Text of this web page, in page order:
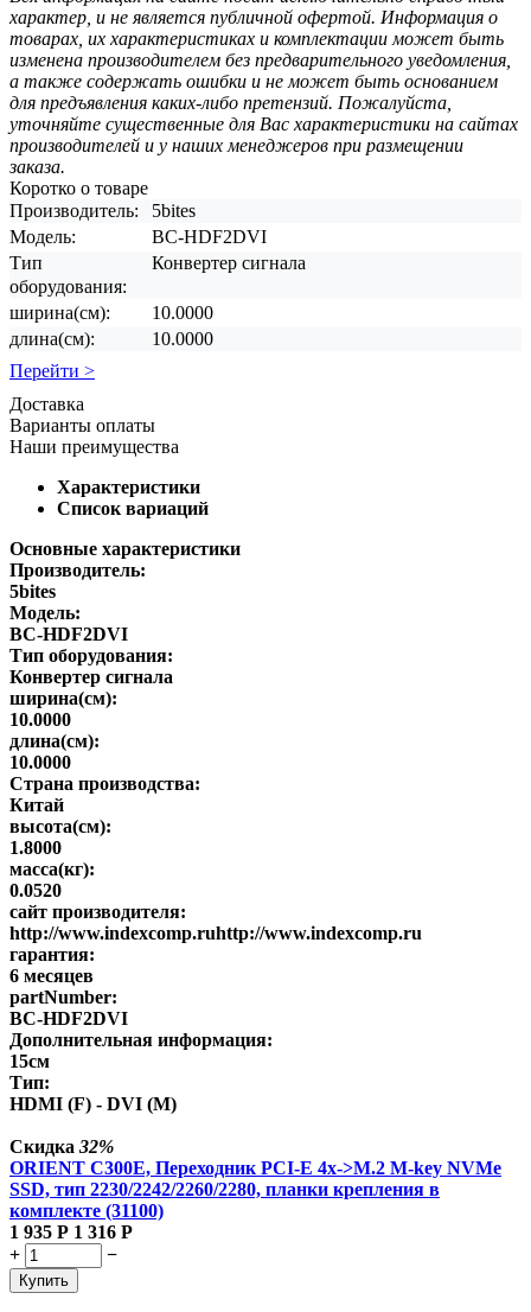
характер, и не является публичной офертой. Информация о
товарах, их характеристиках и комплектации может быть
изменена производителем без предварительного уведомления,
а также содержать ошибки и не может быть основанием
для предъявления каких-либо претензий. Пожалуйста,
уточняйте существенные для Вас характеристики на сайтах
производителей и у наших менеджеров при размещении
заказа.
Коротко о товаре
Производитель:
5bites
Модель:
BC-HDF2DVI
Тип
оборудования:
Конвертер сигнала
ширина(см):
10.0000
длина(см):
10.0000
Перейти >
Доставка
Варианты оплаты
Наши преимущества
Характеристики
Список вариаций
Основные характеристики
Производитель:
5bites
Модель:
BC-HDF2DVI
Тип оборудования:
Конвертер сигнала
ширина(см):
10.0000
длина(см):
10.0000
Страна производства:
Китай
высота(см):
1.8000
масса(кг):
0.0520
сайт производителя:
http://www.indexcomp.ruhttp://www.indexcomp.ru
гарантия:
6 месяцев
partNumber:
BC-HDF2DVI
Дополнительная информация:
15см
Тип:
HDMI (F) - DVI (M)
Скидка 32%
ORIENT C300E, Переходник PCI-E 4x->M.2 M-key NVMe
SSD, тип 2230/2242/2260/2280, планки крепления в
комплекте (31100)
1 935 Р 1 316 Р
+
−
Купить